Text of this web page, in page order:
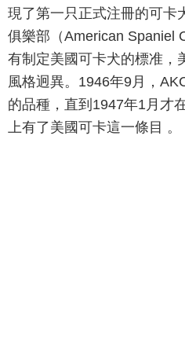
現了第一只正式注冊的可卡
俱樂部（American Spaniel
有制定美國可卡犬的標准，
風格迥異。1946年9月，
的品種，直到1947年1月才
上有了美國可卡這一條目 。